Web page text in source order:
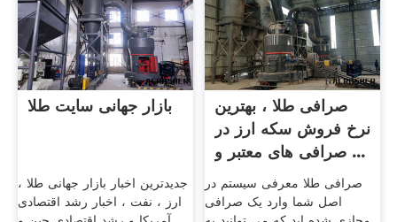
بازار جهانی سایت طلا
جدیدترین اخبار بازار جهانی طلا ،
ارز ، نفت ، اخبار رشد اقتصادی
صرافی طلا ، بهترین
نرخ فروش سکه ارز در
صرافی های معتبر و ...
صرافی طلا معرفی سیستم در
اصل شما وارد یک صرافی